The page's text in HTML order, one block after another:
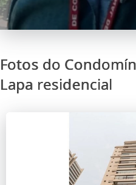
Fotos do
Lapa residencial